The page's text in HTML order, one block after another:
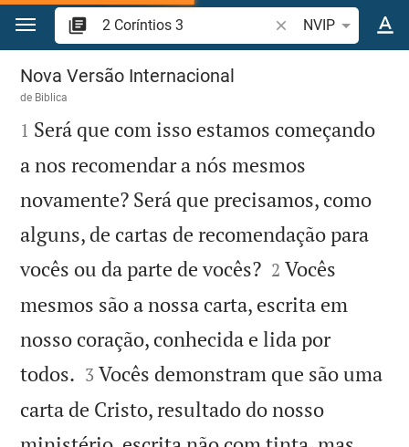
Ir para o conteúdo
Pesquise
NVIP
2 Coríntios 3
Nova Versão Internacional
de Biblica

1 Será que com isso estamos começando
a nos recomendar a nós mesmos
novamente? Será que precisamos, como
alguns, de cartas de recomendação para
vocês ou da parte de vocês?
2 Vocês
mesmos são a nossa carta, escrita em
nosso coração, conhecida e lida por
todos. 

3 Vocês demonstram que são uma
carta de Cristo, resultado do nosso